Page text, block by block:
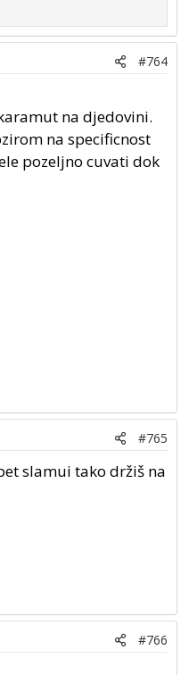
#764
na djedovini.
na specificnost
pozeljno cuvati dok
#765
slamui tako držiš na
#766